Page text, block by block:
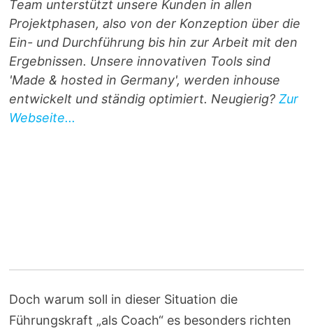
Team unterstützt unsere Kunden in allen
Projektphasen, also von der Konzeption über die
Ein- und Durchführung bis hin zur Arbeit mit den
Ergebnissen. Unsere innovativen Tools sind
'Made & hosted in Germany', werden inhouse
entwickelt und ständig optimiert. Neugierig?Zur
Webseite...
Doch warum soll in dieser Situation die
Führungskraft „als Coach“ es besonders richten